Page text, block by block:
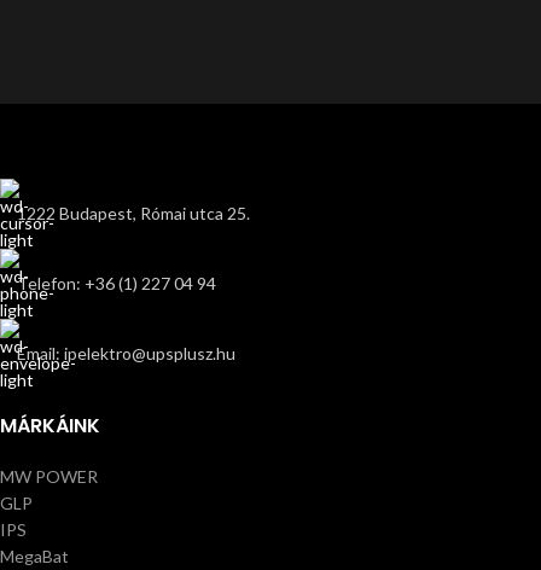
1222 Budapest, Római utca 25.
Telefon: +36 (1) 227 04 94
Email: ipelektro@upsplusz.hu
MÁRKÁINK
MW POWER
GLP
IPS
MegaBat